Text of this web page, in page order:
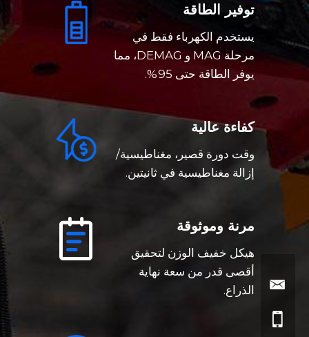
توفير الطاقة
يستخدم الكهرباء فقط في
مرحلة MAG و DEMAG، مما
يوفر الطاقة حتى 95%.
كفاءة عالية
وقت دورة قصير، مغناطيسية/
إزالة مغناطيسية في ثانيتين.
مرنة وموثوقة
هيكل خفيف الوزن لتحقيق
أقصى قدر من سعة نهاية
الذراع.